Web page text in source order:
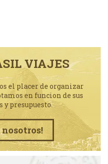
VIAJES
el placer de organizar
en funcion de sus
y presupuesto.